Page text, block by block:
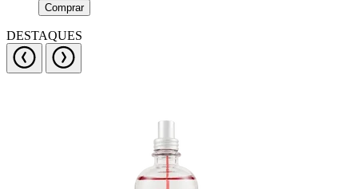
Comprar
DESTAQUES